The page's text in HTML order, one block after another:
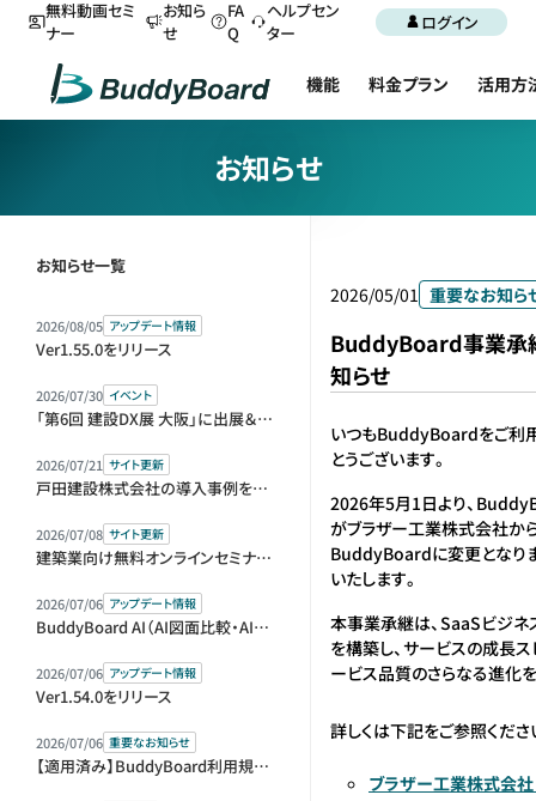
無料動画セミ
ナー
お知ら
せ
FA
Q
ヘルプセン
ター
ログイン
機能 料金プラン 活用方
お知らせ
お知らせ一覧
2026/08/05 アップデート情報
Ver1.55.0をリリース
2026/07/30 イベント
「第6回 建設DX展 大阪」に出展＆セミナー登壇します
2026/07/21 サイト更新
戸田建設株式会社の導入事例を公開しました
2026/07/08 サイト更新
建築業向け無料オンラインセミナー（アーカイブ動画）を公開しました
2026/07/06 アップデート情報
BuddyBoard AI（AI図面比較・AI指摘リスト）をベータ版として提供開始
2026/07/06 アップデート情報
Ver1.54.0をリリース
2026/07/06 重要なお知らせ
【適用済み】BuddyBoard利用規約等改定のお知らせ
2026/05/01 重要なお知ら
BuddyBoard事業承
知らせ
いつもBuddyBoardをご利
とうございます。
2026年5月1日より、
がブラザー工業株式会社か
BuddyBoardに変更となり
いたします。
本事業承継は、SaaSビジネ
を構築し、サービスの成長
ービス品質のさらなる進化
詳しくは下記をご参照くださ
ブラザー工業株式会社